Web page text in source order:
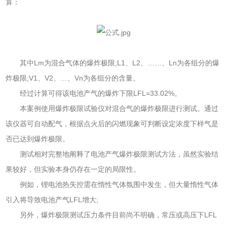
算：
其中Lm为混合气体的爆炸极限;L1、L2、……、Ln为各组分的爆
炸极限;V1、V2、…、Vn为各组分的含量。
经过计算可得该电池产气的爆炸下限LFL=33.02%。
本案例使用爆炸极限试验仪对混合气的爆炸极限进行测试。通过
该仪器可自动配气，根据点火后的闪燃现象可判断设定浓度下样气是
否已达到爆炸极限。
测试相对完整地阐释了电池产气爆炸极限测试方法，虽然实验结
果较好，但实验本身仍存在一定的局限性。
例如，锂电池热失控需在惰性气体氛围中发生，但大量惰性气体
引入将导致电池产气LFL增大;
另外，爆炸极限测试压力条件目前尚不明确，常压或高压下LFL